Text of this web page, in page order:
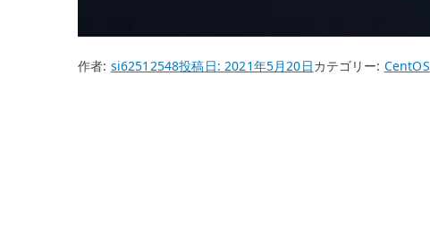
作者: si62512548投稿日:2021年5月20日カテゴリー: CentOS